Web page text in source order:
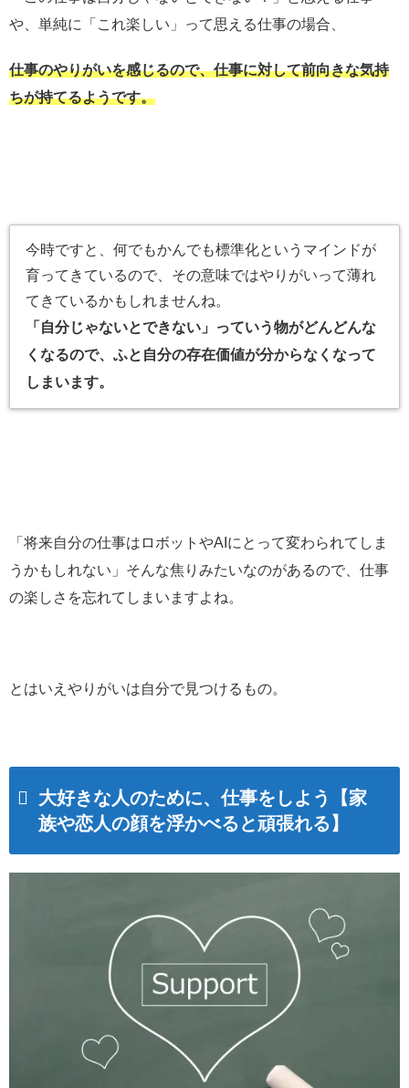
や、単純に「これ楽しい」って思える仕事の場合、
仕事のやりがいを感じるので、仕事に対して前向きな気持
ちが持てるようです。
今時ですと、何でもかんでも標準化というマインドが
育ってきているので、その意味ではやりがいって薄れ
てきているかもしれませんね。
「自分じゃないとできない」っていう物がどんどんな
くなるので、ふと自分の存在価値が分からなくなって
しまいます。
「将来自分の仕事はロボットやAIにとって変わられてしま
うかもしれない」そんな焦りみたいなのがあるので、仕事
の楽しさを忘れてしまいますよね。
とはいえやりがいは自分で見つけるもの。
大好きな人のために、仕事をしよう【家
族や恋人の顔を浮かべると頑張れる】